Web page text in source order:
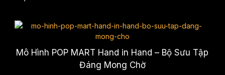
Mô Hình POP MART Hand in Hand – Bộ Sưu Tập
Đáng Mong Chờ